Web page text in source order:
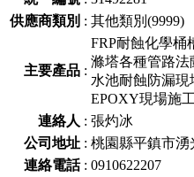
供應商類別 : 其他類別(9999)
主要產品 :
FRP耐蝕化學桶
滌塔各種管路法
水池耐蝕防漏現
EPOXY現場施工
連絡人 : 張灼冰
公司地址 : 桃園縣平鎮市湧
連絡電話: 0910622207